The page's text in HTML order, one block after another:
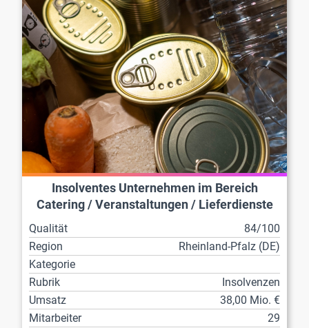
Insolventes Unternehmen im Bereich
Catering / Veranstaltungen / Lieferdienste
Qualität
84/100
Region
Rheinland-Pfalz (DE)
Kategorie
Rubrik
Insolvenzen
Umsatz
38,00 Mio. €
Mitarbeiter
29